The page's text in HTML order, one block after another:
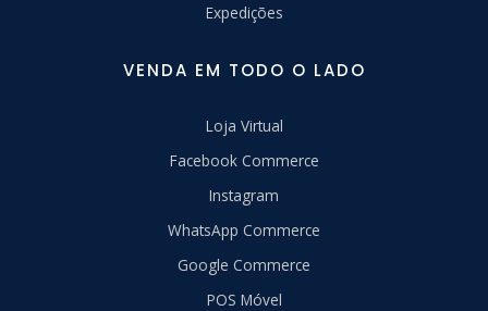
Expedições
VENDA EM TODO O LADO
Loja Virtual
Facebook Commerce
Instagram
WhatsApp Commerce
Google Commerce
POS Móvel